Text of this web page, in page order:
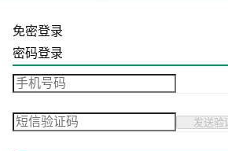
免密登录
密码登录
发送验